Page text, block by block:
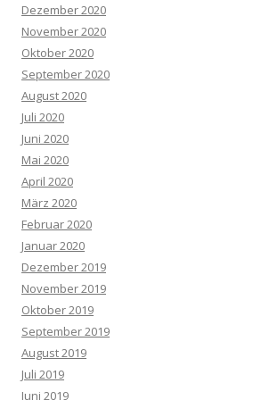
Dezember 2020
November 2020
Oktober 2020
September 2020
August 2020
Juli 2020
Juni 2020
Mai 2020
April 2020
März 2020
Februar 2020
Januar 2020
Dezember 2019
November 2019
Oktober 2019
September 2019
August 2019
Juli 2019
Juni 2019